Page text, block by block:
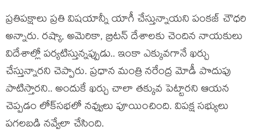
ప్రతిప‌క్షాలు ప్ర‌తి విష‌యాన్నీ యాగీ చేస్తున్నాయ‌ని పంక‌జ్ చౌధ‌రి
అన్నారు. ర‌ష్యా, అమెరికా, బ్రిట‌న్ దేశాల‌కు చెందిన నాయ‌కులు
విదేశాల్లో ప‌ర్య‌టిస్తున్న‌ప్పుడు.. ఇంకా ఎక్కువ‌గానే ఖ‌ర్చు
చేస్తున్నార‌ని చెప్పారు. ప్ర‌ధాన మంత్రి న‌రేంద్ర మోడీ పొదుపు
పాటిస్తార‌ని.. అందుకే ఖ‌ర్చు చాలా త‌క్కువ పెట్టార‌ని ఆయ‌న
చెప్ప‌డం లోక్‌స‌భ‌లో న‌వ్వులు పూయించింది. విప‌క్ష స‌భ్యులు
ప‌గ‌ల‌బ‌డి న‌వ్వేలా చేసింది.